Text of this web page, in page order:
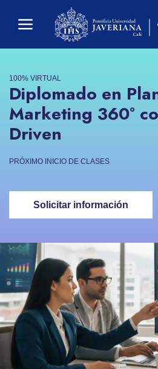
100% VIRTUAL
Diplomado en
Marketing 360°
Driven
PRÓXIMO INICIO DE CLASES
Solicitar información